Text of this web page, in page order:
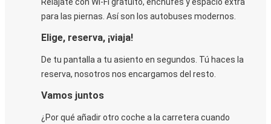
para las piernas. Así son los autobuses modernos.
Elige, reserva, ¡viaja!
De tu pantalla a tu asiento en segundos. Tú haces la
reserva, nosotros nos encargamos del resto.
Vamos juntos
¿Por qué añadir otro coche a la carretera cuando